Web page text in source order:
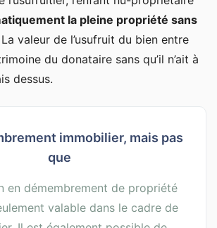
la pleine propriété sans
valeur de l’usufruit du bien entre
du donataire sans qu’il n’ait à
dessus.
immobilier, mais pas
que
en démembrement de propriété
valable dans le cadre de